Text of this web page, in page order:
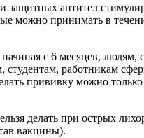
защитных антител
можно принимать в
с 6 месяцев,
работникам
прививку можно
делать при острых
вакцины).